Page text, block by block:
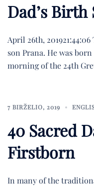
Dad’s Birth
April 26th,
son Prana. He was
morning of the 24th
7 BIRŽELIO, 2019
40 Sacred
Firstborn
In many of the